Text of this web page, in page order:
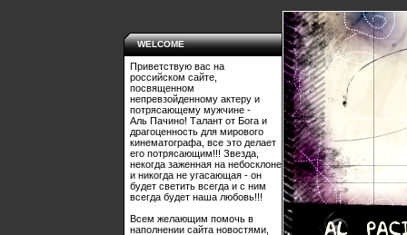
WELCOME
Приветствую вас на
российском сайте,
посвященном
непревзойденному актеру и
потрясающему мужчине -
Аль Пачино! Талант от Бога и
драгоценность для мирового
кинематографа, все это делает
его потрясающим!!! Звезда,
некогда заженная на небосклоне
и никогда не угасающая - он
будет светить всегда и с ним
всегда будет наша любовь!!!
Всем желающим помочь в
наполнении сайта новостями,